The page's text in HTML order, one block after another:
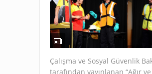
Çalışma ve Sosyal Güvenlik
tarafından yayınlanan “Ağır ve